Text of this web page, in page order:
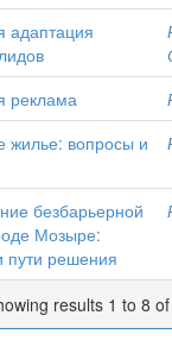
адаптация
реклама
жилье: вопросы и
безбарьерной
Мозыре:
пути решения
results 1 to 8